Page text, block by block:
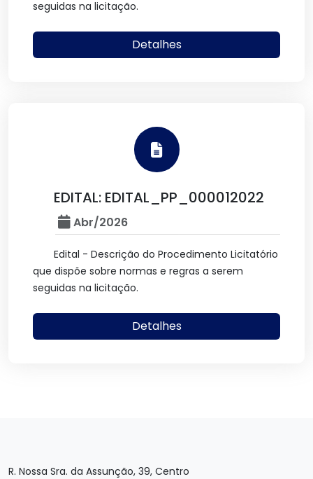
seguidas na licitação.
Detalhes
EDITAL: EDITAL_PP_000012022
Abr/2026
Edital - Descrição do Procedimento Licitatório
que dispõe sobre normas e regras a serem
seguidas na licitação.
Detalhes
R. Nossa Sra. da Assunção, 39, Centro